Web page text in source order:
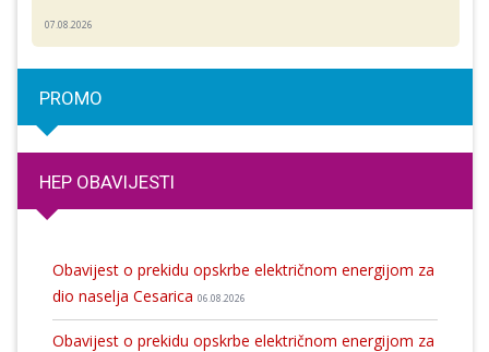
07.08.2026
PROMO
HEP OBAVIJESTI
Obavijest o prekidu opskrbe električnom energijom za
dio naselja Cesarica 06.08.2026
Obavijest o prekidu opskrbe električnom energijom za